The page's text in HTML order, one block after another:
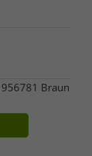
Braun